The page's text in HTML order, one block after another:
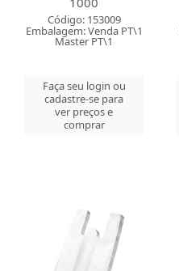
Código: 153009
Embalagem: Venda PT\1
Master PT\1
Faça seu login ou
cadastre-se para
ver preços e
comprar